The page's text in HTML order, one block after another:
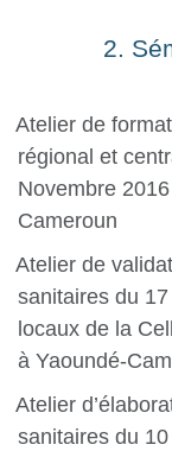
2.
Atelier de
régional et
Novembre
Cameroun
Atelier de
sanitaires du
locaux de la
à Yaoundé-
Atelier
sanitaires du